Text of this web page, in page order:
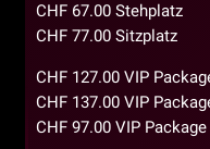
CHF 67.00 Stehplatz
CHF 77.00 Sitzplatz
CHF 127.00 VIP
CHF 137.00 VIP
CHF 97.00 VIP